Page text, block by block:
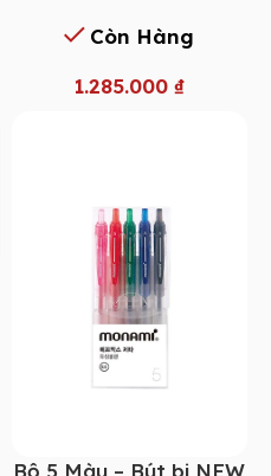
Còn Hàng
1.285.000₫
Bộ 5 Màu – Bút bi NEW